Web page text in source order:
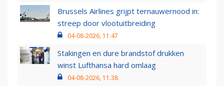
Brussels Airlines grijpt ternauwernood in:
streep door vlootuitbreiding
04-08-2026, 11:47
Stakingen en dure brandstof drukken
winst Lufthansa hard omlaag
04-08-2026, 11:38